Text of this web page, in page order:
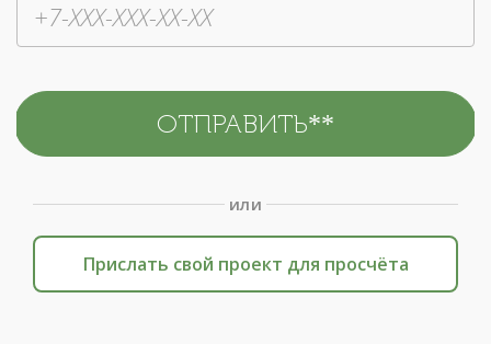
или
Прислать свой проект для просчёта